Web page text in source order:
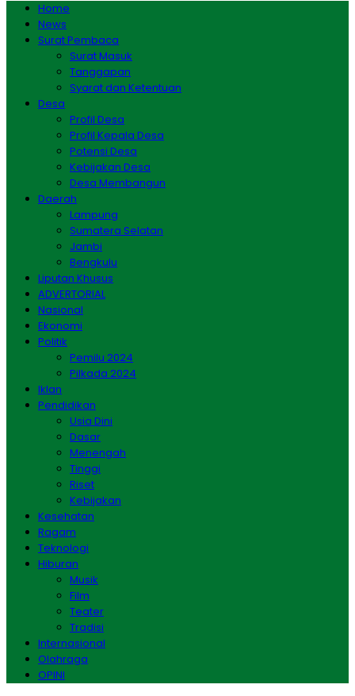
Home
News
Surat Pembaca
Surat Masuk
Tanggapan
Syarat dan Ketentuan
Desa
Profil Desa
Profil Kepala Desa
Potensi Desa
Kebijakan Desa
Desa Membangun
Daerah
Lampung
Sumatera Selatan
Jambi
Bengkulu
Liputan Khusus
ADVERTORIAL
Nasional
Ekonomi
Politik
Pemilu 2024
Pilkada 2024
Iklan
Pendidikan
Usia Dini
Dasar
Menengah
Tinggi
Riset
Kebijakan
Kesehatan
Ragam
Teknologi
Hiburan
Musik
Film
Teater
Tradisi
Internasional
Olahraga
OPINI